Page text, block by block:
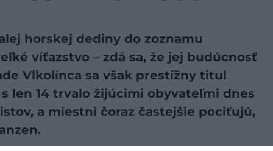
horskej dediny do zoznamu
víťazstvo – zdá sa, že jej budúcnosť
Vlkolínca sa však prestížny titul
len 14 trvalo žijúcimi obyvateľmi dnes
a miestni čoraz častejšie pociťujú,